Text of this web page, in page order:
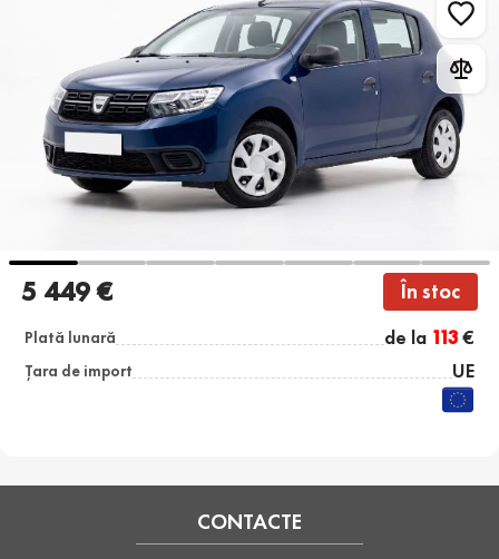
5 449 € În stoc
Plată lunară de la 113€
Țara de import UE
CONTACTE